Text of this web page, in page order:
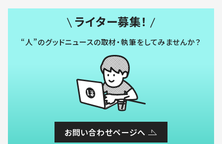
ライター募集！
“人”のグッドニュースの取材・執筆をしてみませんか？
お問い合わせページへ